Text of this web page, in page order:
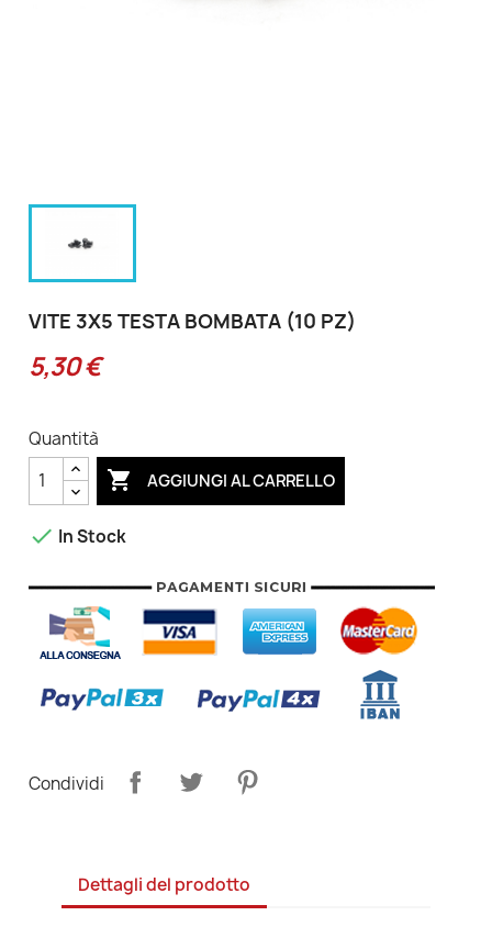
VITE 3X5 TESTA BOMBATA (10 PZ)
5,30 €
Quantità
 AGGIUNGI AL CARRELLO
 In Stock
Condividi
Dettagli del prodotto